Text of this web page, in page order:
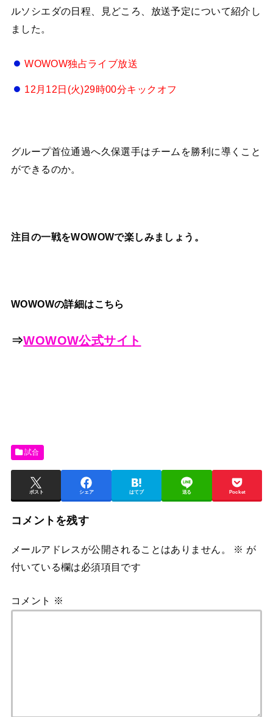
ルソシエダの日程、見どころ、放送予定について紹介し
ました。
WOWOW独占ライブ放送
12月12日(火)29時00分キックオフ
グループ首位通過へ久保選手はチームを勝利に導くこと
ができるのか。
注目の一戦をWOWOWで楽しみましょう。
WOWOWの詳細はこちら
⇒WOWOW公式サイト
試合
ポスト シェア はてブ 送る Pocket
コメントを残す
メールアドレスが公開されることはありません。 ※ が
付いている欄は必須項目です
コメント ※